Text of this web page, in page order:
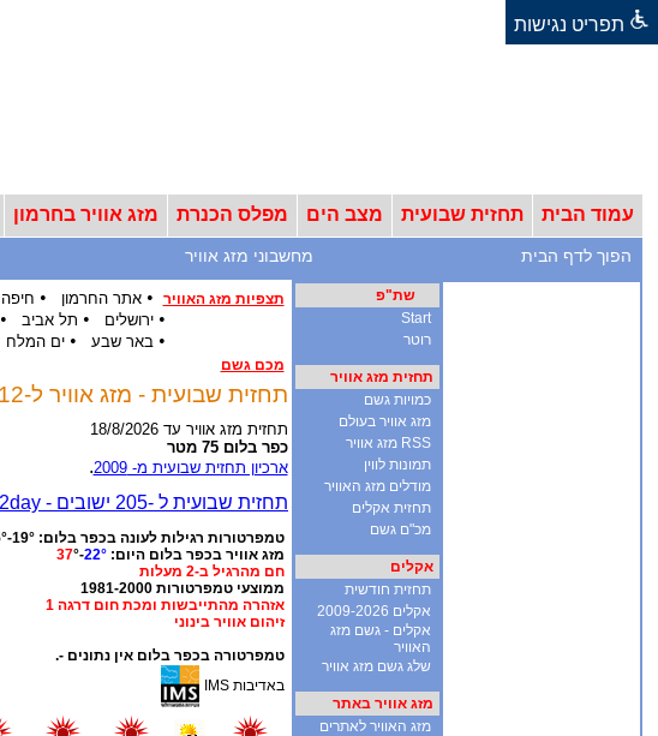
תפריט נגישות
עמוד הבית תחזית שבועית מצב הים מפלס הכנרת מזג אוויר בחרמון
הפוך לדף הבית מחשבוני מזג אוויר
שת"פ
Start
רוטר
תחזית מזג אוויר
כמויות גשם
מזג אוויר בעולם
RSS מזג אוויר
תמונות לווין
מודלים מזג האוויר
תחזית אקלים
מכ"ם גשם
אקלים
תחזית חודשית
אקלים 2009-2026
אקלים - גשם מזג
האוויר
שלג גשם מזג אוויר
מזג אוויר באתר
מזג האוויר לאתרים
תצפיות מזג האוויר •אתר החרמון • חיפה
•ירושלים • תל אביב •
• באר שבע •ים המלח
מכם גשם
תחזית שבועית - מזג אוויר ל-12 ימים - ארכיון מזג אוויר מ-2009
תחזית מזג אוויר עד 18/8/2026
כפר בלום 75 מטר
ארכיון תחזית שבועית מ- 2009
.